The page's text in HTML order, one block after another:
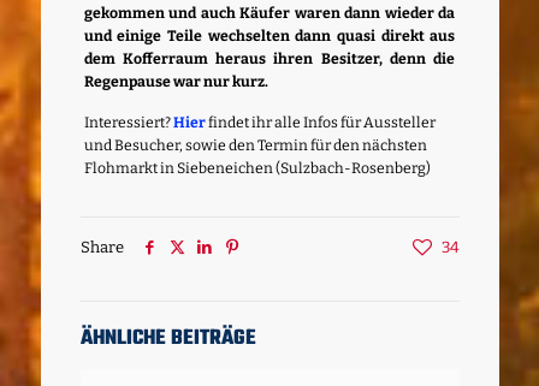
gekommen und auch Käufer waren dann wieder da
und einige Teile wechselten dann quasi direkt aus
dem Kofferraum heraus ihren Besitzer, denn die
Regenpause war nur kurz.
Interessiert?Hierfindet ihr alle Infos für Aussteller
und Besucher, sowie den Termin für den nächsten
Flohmarkt in Siebeneichen (Sulzbach-Rosenberg)
Share 34
ÄHNLICHE BEITRÄGE